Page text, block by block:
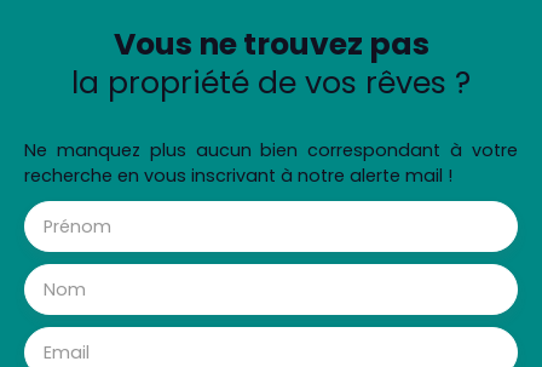
Vous ne trouvez pas
la propriété de vos rêves ?
Ne manquez plus aucun bien correspondant à votre
recherche en vous inscrivant à notre alerte mail !
Prénom
Nom
Email